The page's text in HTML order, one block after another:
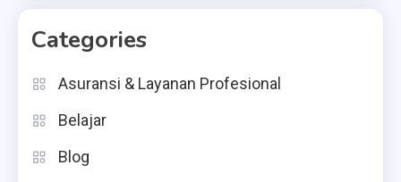
Categories
Asuransi & Layanan Profesional
Belajar
Blog